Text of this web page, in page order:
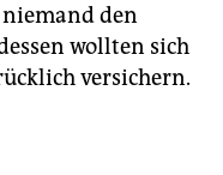
niemand den
wollten sich
versichern.